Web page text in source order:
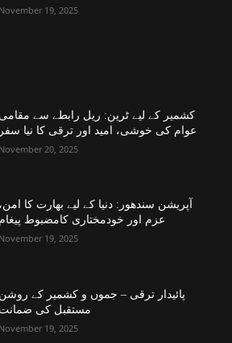
November 19, 2025
کشمیر کے لیے ٹرین: ریل رابطے سے مقامی
عوام کی خوشی، امید اور ترقی کا نیا سفر
November 20, 2025
آپریشن سندھور: دنیا کے لیے بھارت کا امن،
عزم اور خودمختاری کامضبوط پیغام
November 19, 2025
پائیدار ترقی – جموں و کشمیر کے روشن
مستقبل کی ضمانت
November 19, 2025